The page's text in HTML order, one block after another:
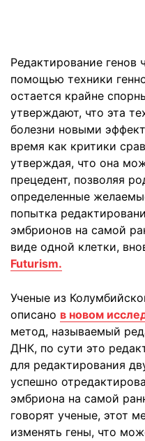
Редактирование генов
помощью техники
остается крайне
утверждают, что эта
болезни новыми
время как критики
утверждая, что она
прецедент, позволяя
определенные
попытка
эмбрионов на самой
виде одной клетки,
Futurism.
Ученые из
описано в новом
метод, называемый
ДНК, по сути это
для редактирования
успешно
эмбриона на самой
говорят ученые, этот
изменять гены, что